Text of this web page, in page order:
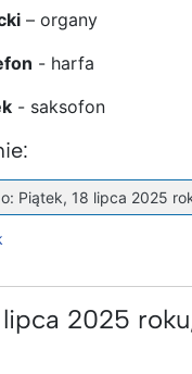
– organy
- harfa
- saksofon
Piątek, 18 lipca 2025
lipca 2025